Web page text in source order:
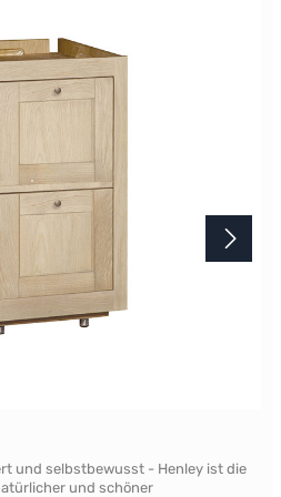
wird. Ihre Fragen zu
Ihnen gerne telefonisch unter +49
living.de oder nach
unserem Showroom.
und selbstbewusst - Henley ist die
und schöner